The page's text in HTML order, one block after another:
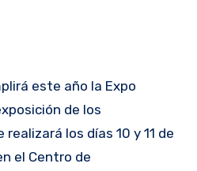
este año la Expo
de los
los días 10 y 11 de
el Centro de